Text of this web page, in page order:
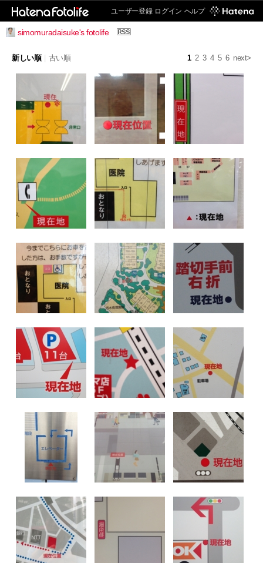
ユーザー登録 ログイン ヘルプ
simomuradaisuke's fotolife
1 2 3 4 5 6 next>
新しい順 古い順